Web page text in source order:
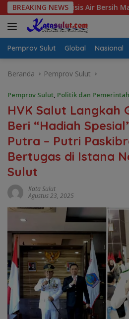
Langsung
ke
konten
BREAKING NEWS
Krisis Air Bersih Malalayang II
Pemprov Sulut Global Nasional
Beranda Pemprov Sulut
Pemprov Sulut, Politik dan
HVK Salut Langkah
Beri “Hadiah
Putra – Putri
Bertugas di Istana
Sulut
Kata Sulut
Agustus 23, 2025